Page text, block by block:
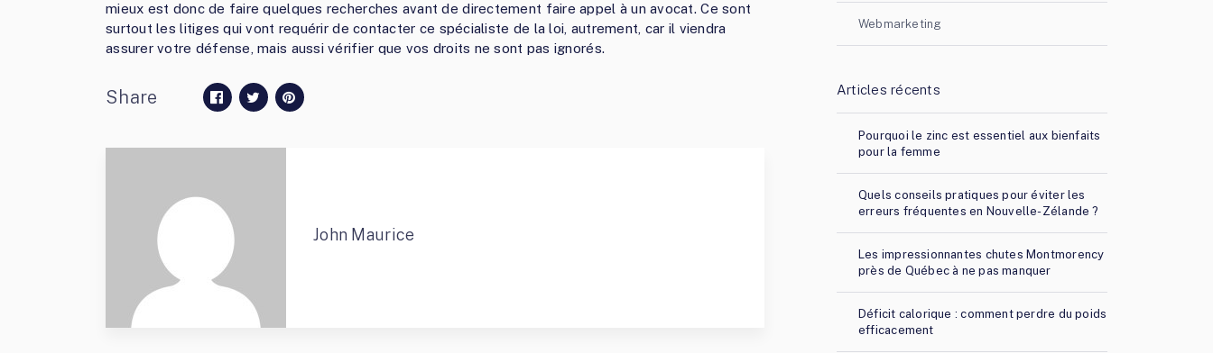
mieux est donc de faire quelques recherches avant de directement faire appel à un avocat. Ce sont
surtout les litiges qui vont requérir de contacter ce spécialiste de la loi, autrement, car il viendra
assurer votre défense, mais aussi vérifier que vos droits ne sont pas ignorés.
Share
John Maurice
Webmarketing
Articles récents
Pourquoi le zinc est essentiel aux bienfaits
pour la femme
Quels conseils pratiques pour éviter les
erreurs fréquentes en Nouvelle-Zélande ?
Les impressionnantes chutes Montmorency
près de Québec à ne pas manquer
Déficit calorique : comment perdre du poids
efficacement